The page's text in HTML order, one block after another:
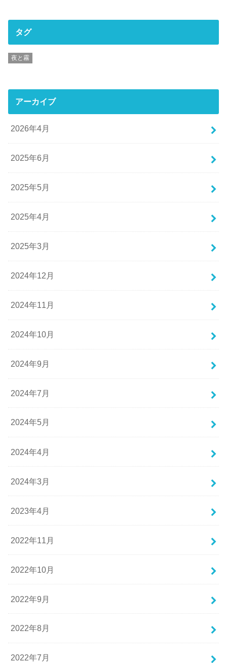
タグ
夜と霧
アーカイブ
2026年4月
2025年6月
2025年5月
2025年4月
2025年3月
2024年12月
2024年11月
2024年10月
2024年9月
2024年7月
2024年5月
2024年4月
2024年3月
2023年4月
2022年11月
2022年10月
2022年9月
2022年8月
2022年7月